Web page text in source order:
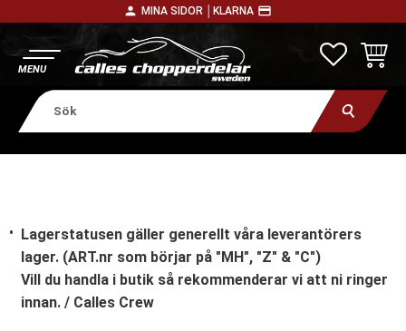
person MINA SIDOR │ KLARNA payment
Lagerstatusen gäller generellt våra leverantörers
lager. (ART.nr som börjar på "MH", "Z" & "C")
Vill du handla i butik så rekommenderar vi att ni ringer
innan. / Calles Crew